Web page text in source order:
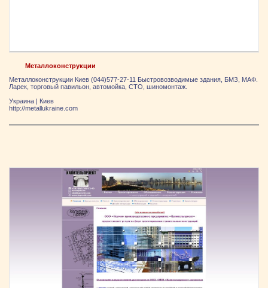
Металлоконструкции
Металлоконструкции Киев (044)577-27-11 Быстровозводимые здания, БМЗ, МАФ.
Ларек, торговый павильон, автомойка, СТО, шиномонтаж.
Украина | Киев
http://metallukraine.com